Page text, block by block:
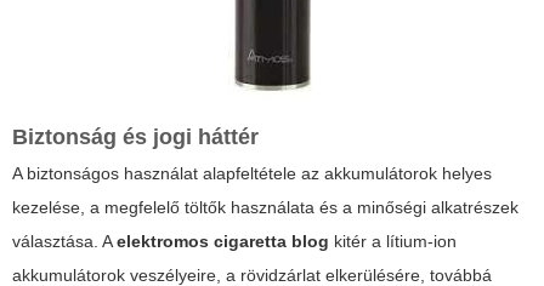
Biztonság és jogi háttér
A biztonságos használat alapfeltétele az akkumulátorok helyes
kezelése, a megfelelő töltők használata és a minőségi alkatrészek
választása. Aelektromos cigaretta blog kitér a lítium-ion
akkumulátorok veszélyeire, a rövidzárlat elkerülésére, továbbá